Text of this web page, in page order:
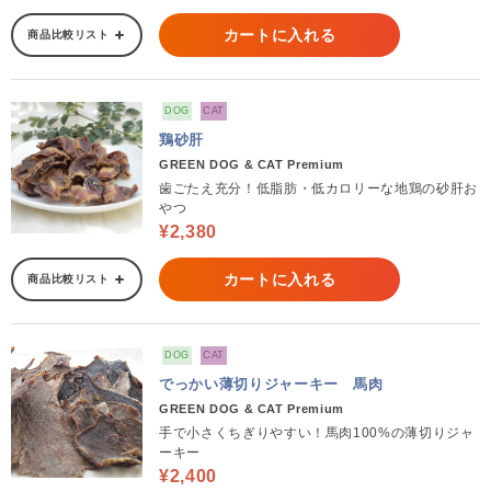
商品比較リスト カートに入れる
DOG CAT
鶏砂肝
GREEN DOG & CAT Premium
歯ごたえ充分！低脂肪・低カロリーな地鶏の砂肝お
やつ
¥2,380
商品比較リスト カートに入れる
DOG CAT
でっかい薄切りジャーキー 馬肉
GREEN DOG & CAT Premium
手で小さくちぎりやすい！馬肉100%の薄切りジャ
ーキー
¥2,400